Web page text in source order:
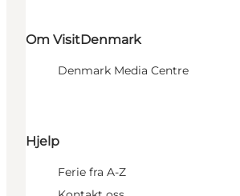
Om VisitDenmark
Denmark Media Centre
Hjelp
Ferie fra A-Z